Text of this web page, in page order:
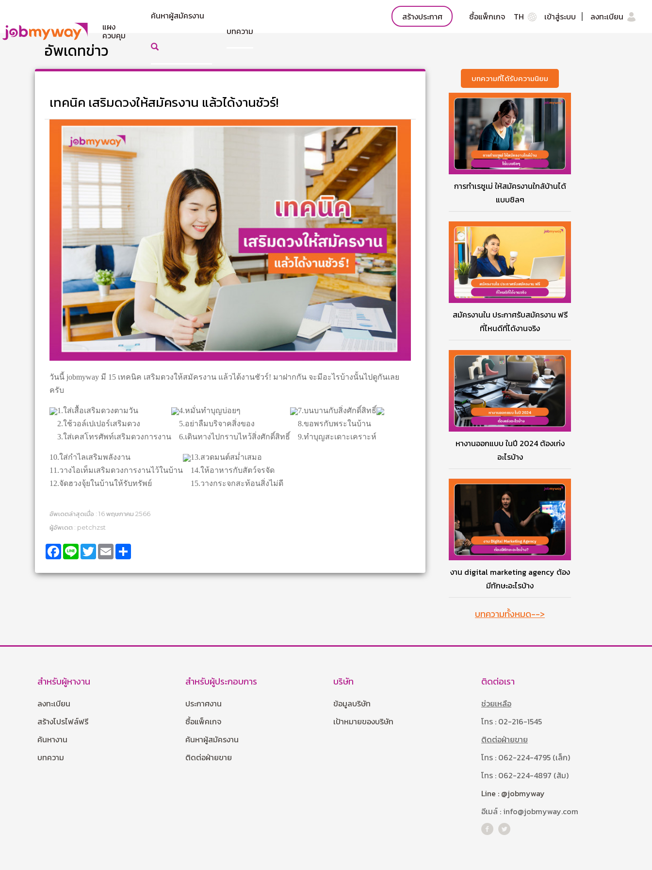
แผง
ควบคุม
ค้นหาผู้สมัครงาน
บทความ
สร้างประกาศ ซื้อแพ็กเกจ TH เข้าสู่ระบบ ลงทะเบียน
อัพเดทข่าว
เทคนิค เสริมดวงให้สมัครงาน แล้วได้งานชัวร์!
วันนี้ jobmyway มี 15 เทคนิค เสริมดวงให้สมัครงาน แล้วได้งานชัวร์! มาฝากกัน จะมีอะไรบ้างนั้นไปดูกันเลย
ครับ
1.ใส่เสื้อเสริมดวงตามวัน
2.ใช้วอล์เปเปอร์เสริมดวง
3.ใส่เคสโทรศัพท์เสริมดวงการงาน
4.หมั่นทำบุญบ่อยๆ
5.อย่าลืมบริจาคสิ่งของ
6.เดินทางไปกราบไหว้สิ่งศักดิ์สิทธิ์
7.บนบานกับสิ่งศักดิ์สิทธิ์
8.ขอพรกับพระในบ้าน
9.ทำบุญสะเดาะเคราะห์
10.ใส่กำไลเสริมพลังงาน
11.วางไอเท็มเสริมดวงการงานไว้ในบ้าน
12.จัดฮวงจุ้ยในบ้านให้รับทรัพย์
13.สวดมนต์สม่ำเสมอ
14.ให้อาหารกับสัตว์จรจัด
15.วางกระจกสะท้อนสิ่งไม่ดี
อัพเดตล่าสุดเมื่อ : 16 พฤษภาคม 2566
ผู้อัพเดต : petchzst
Facebook
Line TwitterEmail
บทความที่ได้รับความนิยม
การทำเรซูเม่ ให้สมัครงานใกล้บ้านได้
แบบชิลๆ
สมัครงานใน ประกาศรับสมัครงาน ฟรี
ที่ไหนดีที่ได้งานจริง
หางานออกแบบ ในปี 2024 ต้องเก่ง
อะไรบ้าง
งาน digital marketing agency ต้อง
มีทักษะอะไรบ้าง
บทความทั้งหมด-->
สำหรับผู้หางาน
ลงทะเบียน
สร้างโปรไฟล์ฟรี
ค้นหางาน
บทความ
สำหรับผู้ประกอบการ
ประกาศงาน
ซื้อแพ็คเกจ
ค้นหาผู้สมัครงาน
ติดต่อฝ่ายขาย
บริษัท
ข้อมูลบริษัท
เป้าหมายของบริษัท
ติดต่อเรา
ช่วยเหลือ
โทร : 02-216-1545
ติดต่อฝ่ายขาย
โทร : 062-224-4795 (เล็ก)
โทร : 062-224-4897 (ส้ม)
Line : @jobmyway
อีเมล์ : info@jobmyway.com